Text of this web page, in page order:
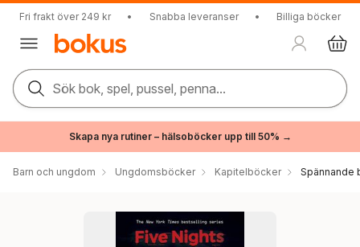
Fri frakt över 249 kr • Snabba leveranser • Billiga böcker
Sök bok, spel, pussel, penna...
Skapa nya rutiner – hälsoböcker upp till 50% →
Barn och ungdom Ungdomsböcker Kapitelböcker Spännande